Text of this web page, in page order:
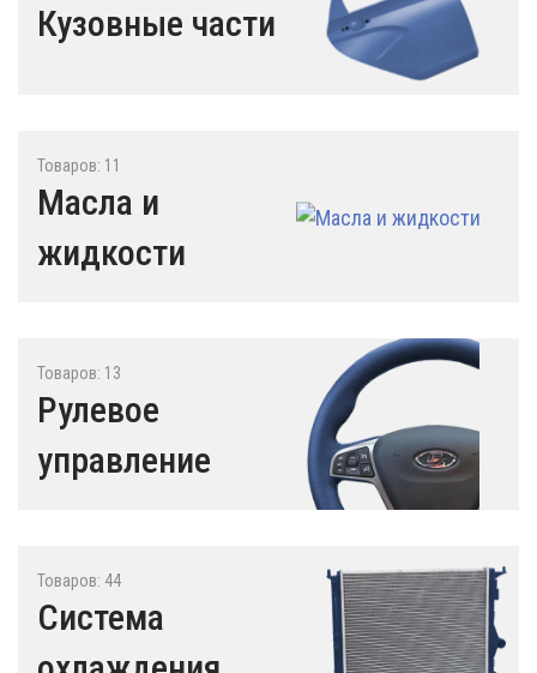
Кузовные части
Товаров: 11
Масла и
жидкости
Товаров: 13
Рулевое
управление
Товаров: 44
Система